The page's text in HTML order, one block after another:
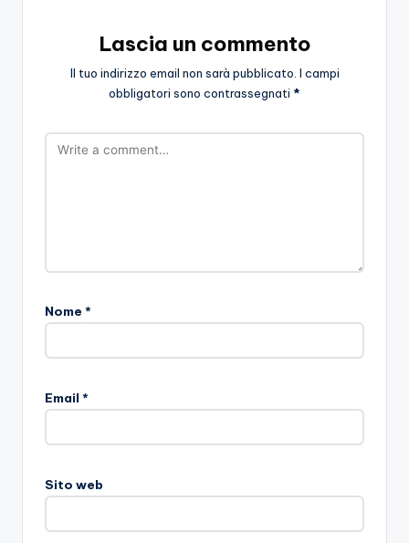
Lascia un commento
Il tuo indirizzo email non sarà pubblicato. I campi
obbligatori sono contrassegnati *
Nome *
Email *
Sito web